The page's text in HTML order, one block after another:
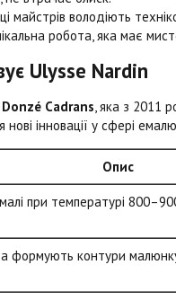
майстрів володіють
робота, яка має
Ulysse Nardin
Donzé Cadrans, яка з 2011
інновації у сфері
Опис
при температурі
формують контури